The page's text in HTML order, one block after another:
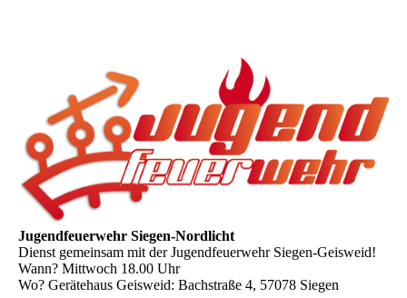
Jugendfeuerwehr Siegen-Nordlicht
Dienst gemeinsam mit der Jugendfeuerwehr Siegen-Geisweid!
Wann? Mittwoch 18.00 Uhr
Wo? Gerätehaus Geisweid: Bachstraße 4, 57078 Siegen